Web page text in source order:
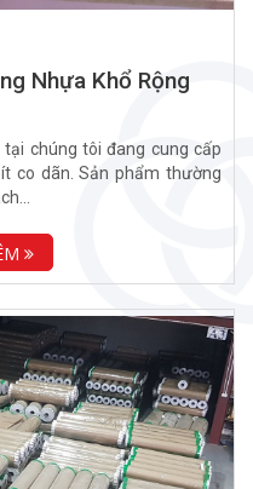
Nhựa Khổ Rộng
chúng tôi đang cung cấp
co dãn. Sản phẩm thường